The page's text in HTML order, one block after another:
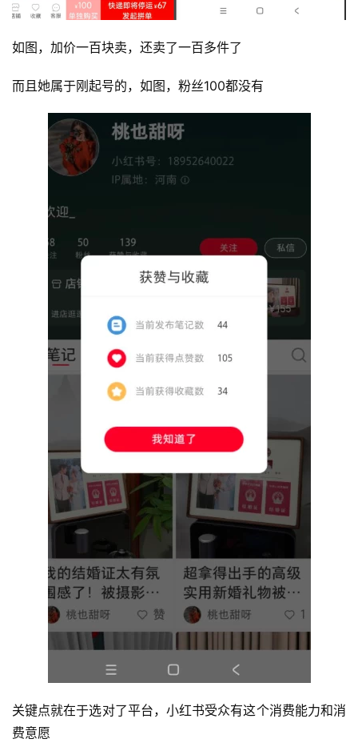
避
如图，加价一百块卖，还卖了一百多件了
而且她属于刚起号的，如图，粉丝100都没有
关键点就在于选对了平台，小红书受众有这个消费能力和消
费意愿